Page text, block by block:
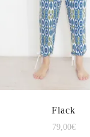
Flack
79,00€